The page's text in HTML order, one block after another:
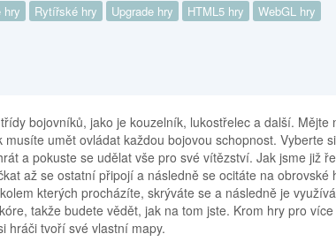
hry Rytířské hry Upgrade hry HTML5 hry WebGL hry
bojovníků, jako je kouzelník, lukostřelec a další.
musíte umět ovládat každou bojovou schopnost. Vyberte
a pokuste se udělat vše pro své vítězství. Jak jsme již
až se ostatní připojí a následně se ocitáte na
kterých procházíte, skrýváte se a následně je
takže budete vědět, jak na tom jste. Krom hry pro
hráči tvoří své vlastní mapy.